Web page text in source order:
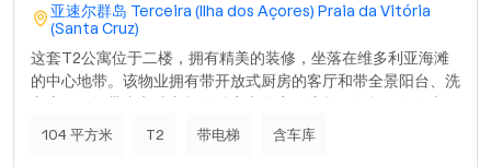
亚速尔群岛 Terceira (Ilha dos Açores) Praia da Vitória
(Santa Cruz)
这套T2公寓位于二楼，拥有精美的装修，坐落在维多利亚海滩
的中心地带。该物业拥有带开放式厨房的客厅和带全景阳台、洗
和地下室的储藏室。窗户为带双层玻璃的铝制框架和电动百叶
104 平方米 T2 带电梯 含车库